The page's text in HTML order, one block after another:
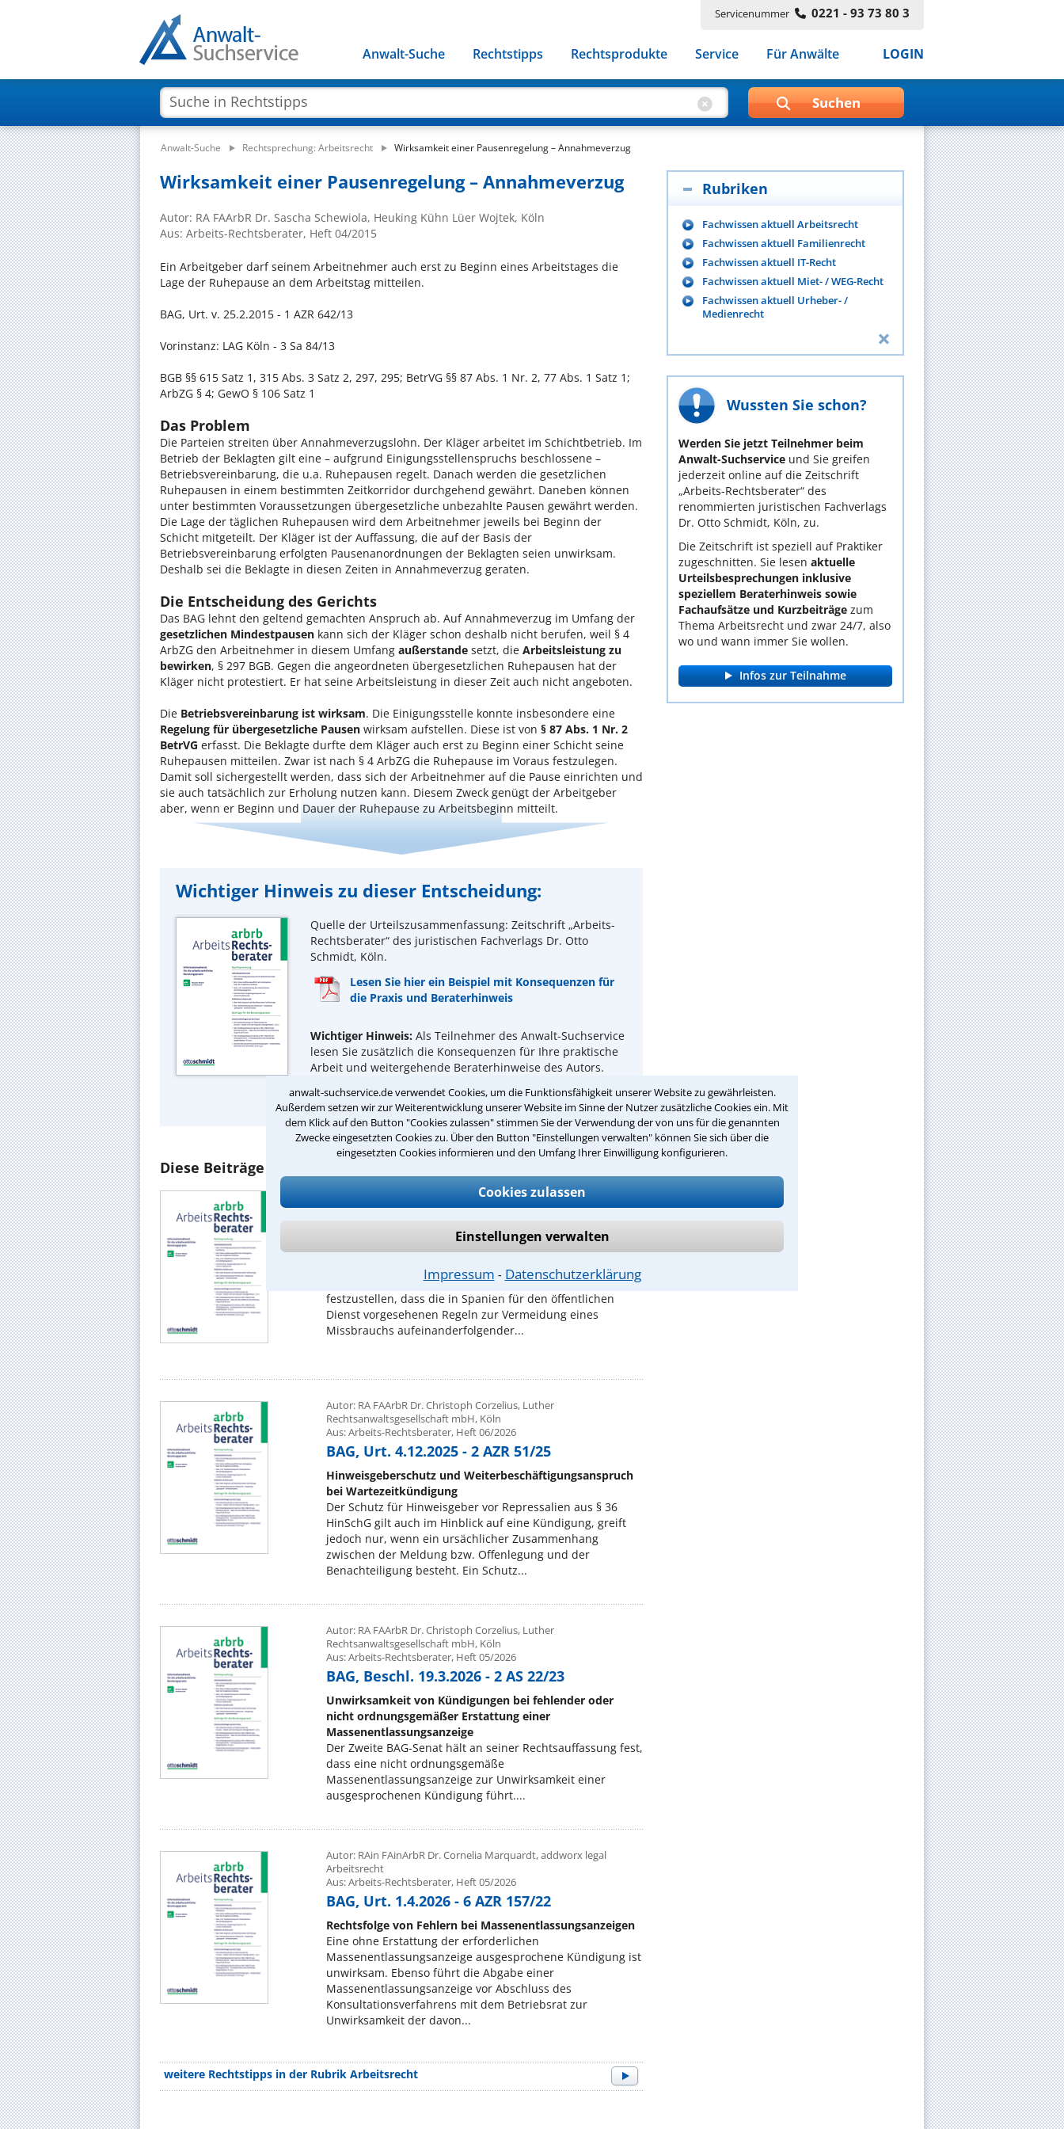
anwalt-suchservice.de verwendet Cookies, um die Funktionsfähigkeit unserer Website zu gewährleisten.
Außerdem setzen wir zur Weiterentwicklung unserer Website im Sinne der Nutzer zusätzliche Cookies ein. Mit
dem Klick auf den Button "Cookies zulassen" stimmen Sie der Verwendung der von uns für die genannten
Zwecke eingesetzten Cookies zu. Über den Button "Einstellungen verwalten" können Sie sich über die
eingesetzten Cookies informieren und den Umfang Ihrer Einwilligung konfigurieren.
Cookies zulassen
Einstellungen verwalten
Impressum ⁃ Datenschutzerklärung
Servicenummer 0221 - 93 73 80 3
Anwalt-Suche Rechtstipps Rechtsprodukte Service Für Anwälte LOGIN
Anwalt-Suche Rechtsprechung: Arbeitsrecht Wirksamkeit einer Pausenregelung – Annahmeverzug
Wirksamkeit einer Pausenregelung – Annahmeverzug
Autor: RA FAArbR Dr. Sascha Schewiola, Heuking Kühn Lüer Wojtek, Köln
Aus: Arbeits-Rechtsberater, Heft 04/2015
Ein Arbeitgeber darf seinem Arbeitnehmer auch erst zu Beginn eines Arbeitstages die
Lage der Ruhepause an dem Arbeitstag mitteilen.
BAG, Urt. v. 25.2.2015 - 1 AZR 642/13
Vorinstanz: LAG Köln - 3 Sa 84/13
BGB §§ 615 Satz 1, 315 Abs. 3 Satz 2, 297, 295; BetrVG §§ 87 Abs. 1 Nr. 2, 77 Abs. 1 Satz 1;
ArbZG § 4; GewO § 106 Satz 1
Das Problem
Die Parteien streiten über Annahmeverzugslohn. Der Kläger arbeitet im Schichtbetrieb. Im
Betrieb der Beklagten gilt eine – aufgrund Einigungsstellenspruchs beschlossene –
Betriebsvereinbarung, die u.a. Ruhepausen regelt. Danach werden die gesetzlichen
Ruhepausen in einem bestimmten Zeitkorridor durchgehend gewährt. Daneben können
unter bestimmten Voraussetzungen übergesetzliche unbezahlte Pausen gewährt werden.
Die Lage der täglichen Ruhepausen wird dem Arbeitnehmer jeweils bei Beginn der
Schicht mitgeteilt. Der Kläger ist der Auffassung, die auf der Basis der
Betriebsvereinbarung erfolgten Pausenanordnungen der Beklagten seien unwirksam.
Deshalb sei die Beklagte in diesen Zeiten in Annahmeverzug geraten.
Die Entscheidung des Gerichts
Das BAG lehnt den geltend gemachten Anspruch ab. Auf Annahmeverzug im Umfang der
gesetzlichen Mindestpausen kann sich der Kläger schon deshalb nicht berufen, weil § 4
ArbZG den Arbeitnehmer in diesem Umfang außerstande setzt, die Arbeitsleistung zu
bewirken, § 297 BGB. Gegen die angeordneten übergesetzlichen Ruhepausen hat der
Kläger nicht protestiert. Er hat seine Arbeitsleistung in dieser Zeit auch nicht angeboten.
Die Betriebsvereinbarung ist wirksam. Die Einigungsstelle konnte insbesondere eine
Regelung für übergesetzliche Pausen wirksam aufstellen. Diese ist von § 87 Abs. 1 Nr. 2
BetrVG erfasst. Die Beklagte durfte dem Kläger auch erst zu Beginn einer Schicht seine
Ruhepausen mitteilen. Zwar ist nach § 4 ArbZG die Ruhepause im Voraus festzulegen.
Damit soll sichergestellt werden, dass sich der Arbeitnehmer auf die Pause einrichten und
sie auch tatsächlich zur Erholung nutzen kann. Diesem Zweck genügt der Arbeitgeber
aber, wenn er Beginn und Dauer der Ruhepause zu Arbeitsbeginn mitteilt.
Wichtiger Hinweis zu dieser Entscheidung:
Quelle der Urteilszusammenfassung: Zeitschrift „Arbeits-
Rechtsberater“ des juristischen Fachverlags Dr. Otto
Schmidt, Köln.
Lesen Sie hier ein Beispiel mit Konsequenzen für
die Praxis und Beraterhinweis
Wichtiger Hinweis: Als Teilnehmer des Anwalt-Suchservice
lesen Sie zusätzlich die Konsequenzen für Ihre praktische
Arbeit und weitergehende Beraterhinweise des Autors.
Ausführliche Infos unter: 0221-93738630
Diese Beiträge könnten Sie auch interessieren:
Autor: RAin FAinArbR Dr. Jessica Jacobi, KLIEMT.Arbeitsrecht, Berlin
Aus: Arbeits-Rechtsberater, Heft 06/2026
EuGH, Urt. 14.4.2026 - C-418/24
EuGH zu Kettenbefristungen im öffentlichen Dienst
Nach Auslegung von § 5 der Rahmenvereinbarung über
befristete Arbeitsverträge (Anlage zur RL 1999/70/EG) ist
festzustellen, dass die in Spanien für den öffentlichen
Dienst vorgesehenen Regeln zur Vermeidung eines
Missbrauchs aufeinanderfolgender...
Autor: RA FAArbR Dr. Christoph Corzelius, Luther
Rechtsanwaltsgesellschaft mbH, Köln
Aus: Arbeits-Rechtsberater, Heft 06/2026
BAG, Urt. 4.12.2025 - 2 AZR 51/25
Hinweisgeberschutz und Weiterbeschäftigungsanspruch
bei Wartezeitkündigung
Der Schutz für Hinweisgeber vor Repressalien aus § 36
HinSchG gilt auch im Hinblick auf eine Kündigung, greift
jedoch nur, wenn ein ursächlicher Zusammenhang
zwischen der Meldung bzw. Offenlegung und der
Benachteiligung besteht. Ein Schutz...
Autor: RA FAArbR Dr. Christoph Corzelius, Luther
Rechtsanwaltsgesellschaft mbH, Köln
Aus: Arbeits-Rechtsberater, Heft 05/2026
BAG, Beschl. 19.3.2026 - 2 AS 22/23
Unwirksamkeit von Kündigungen bei fehlender oder
nicht ordnungsgemäßer Erstattung einer
Massenentlassungsanzeige
Der Zweite BAG-Senat hält an seiner Rechtsauffassung fest,
dass eine nicht ordnungsgemäße
Massenentlassungsanzeige zur Unwirksamkeit einer
ausgesprochenen Kündigung führt....
Autor: RAin FAinArbR Dr. Cornelia Marquardt, addworx legal
Arbeitsrecht
Aus: Arbeits-Rechtsberater, Heft 05/2026
BAG, Urt. 1.4.2026 - 6 AZR 157/22
Rechtsfolge von Fehlern bei Massenentlassungsanzeigen
Eine ohne Erstattung der erforderlichen
Massenentlassungsanzeige ausgesprochene Kündigung ist
unwirksam. Ebenso führt die Abgabe einer
Massenentlassungsanzeige vor Abschluss des
Konsultationsverfahrens mit dem Betriebsrat zur
Unwirksamkeit der davon...
weitere Rechtstipps in der Rubrik Arbeitsrecht
Rubriken
Fachwissen aktuell Arbeitsrecht
Fachwissen aktuell Familienrecht
Fachwissen aktuell IT-Recht
Fachwissen aktuell Miet- / WEG-Recht
Fachwissen aktuell Urheber- /
Medienrecht
Wussten Sie schon?
Werden Sie jetzt Teilnehmer beim
Anwalt-Suchservice und Sie greifen
jederzeit online auf die Zeitschrift
„Arbeits-Rechtsberater“ des
renommierten juristischen Fachverlags
Dr. Otto Schmidt, Köln, zu.
Die Zeitschrift ist speziell auf Praktiker
zugeschnitten. Sie lesen aktuelle
Urteilsbesprechungen inklusive
speziellem Beraterhinweis sowie
Fachaufsätze und Kurzbeiträge zum
Thema Arbeitsrecht und zwar 24/7, also
wo und wann immer Sie wollen.
Infos zur Teilnahme